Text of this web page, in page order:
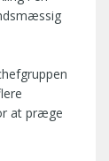
at præge